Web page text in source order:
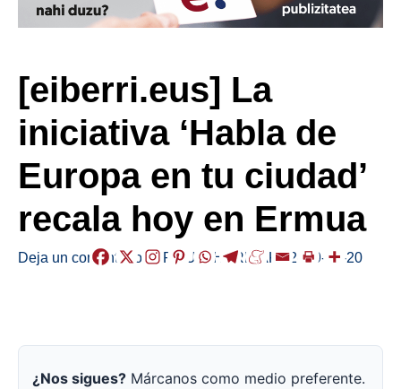
[eiberri.eus] La
iniciativa ‘Habla de
Europa en tu ciudad’
recala hoy en Ermua
Deja un comentario /ERMUA, HERRIAK/2019-02-20
¿Nos sigues? Márcanos como medio preferente.